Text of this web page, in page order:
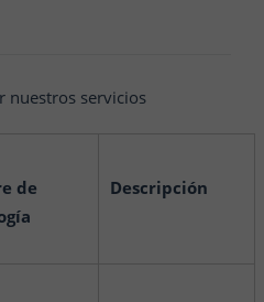
nuestros servicios
de
Descripción